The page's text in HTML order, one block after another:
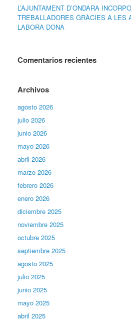
L’AJUNTAMENT D’ONDARA
TREBALLADORES GRÀCIES A LES
LABORA DONA
Comentarios recientes
Archivos
agosto 2026
julio 2026
junio 2026
mayo 2026
abril 2026
marzo 2026
febrero 2026
enero 2026
diciembre 2025
noviembre 2025
octubre 2025
septiembre 2025
agosto 2025
julio 2025
junio 2025
mayo 2025
abril 2025